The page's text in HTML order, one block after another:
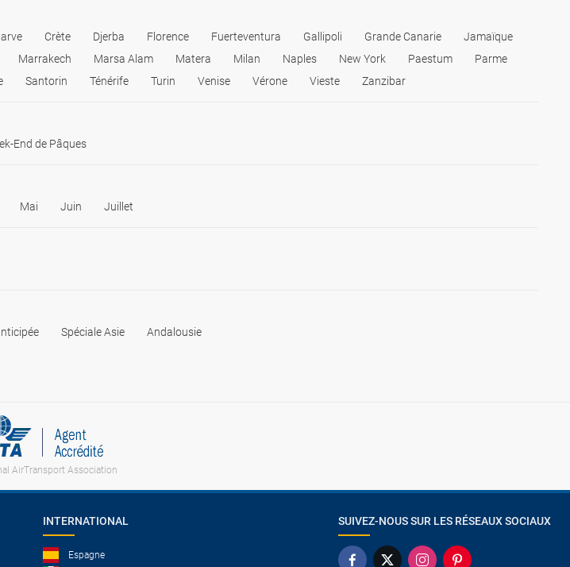
Crète Djerba Florence Fuerteventura Gallipoli Grande Canarie
Jamaïque
Marrakech Marsa Alam Matera Milan Naples New York Paestum
Parme
Santorin Ténérife Turin Venise Vérone Vieste Zanzibar
End de Pâques
Mai Juin Juillet
Spéciale Asie Andalousie
AirTransport Association
INTERNATIONAL
Espagne
SUIVEZ-NOUS SUR LES RÉSEAUX SOCIAUX